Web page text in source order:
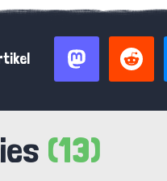
(13)